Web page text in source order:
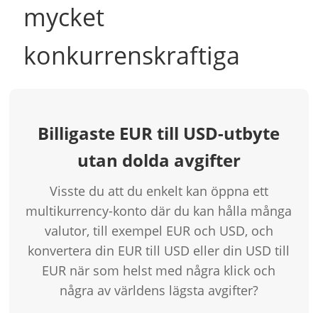
mycket
konkurrenskraftiga
Billigaste EUR till USD-utbyte
utan dolda avgifter
Visste du att du enkelt kan öppna ett
multikurrency-konto där du kan hålla många
valutor, till exempel EUR och USD, och
konvertera din EUR till USD eller din USD till
EUR när som helst med några klick och
några av världens lägsta avgifter?